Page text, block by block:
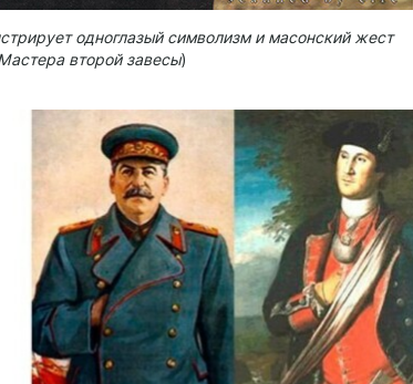
одноглазый символизм и масонский жест
второй завесы)